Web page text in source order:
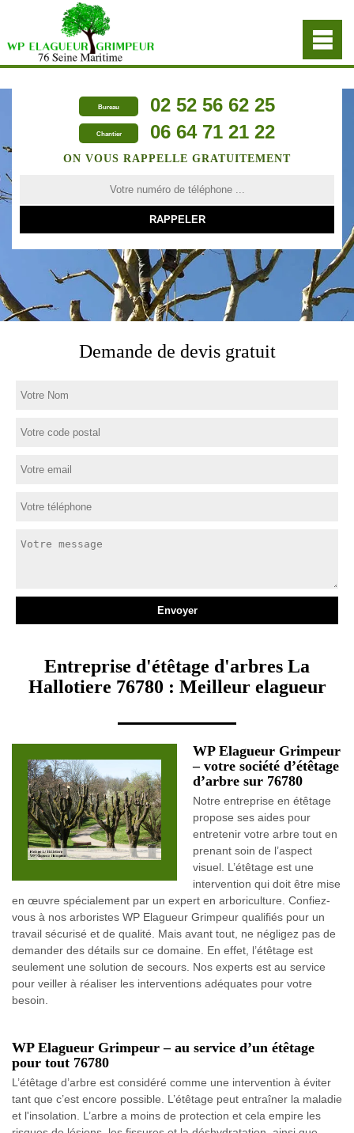
Bureau 02 52 56 62 25
Chantier 06 64 71 21 22
ON VOUS RAPPELLE GRATUITEMENT
Demande de devis gratuit
Entreprise d'étêtage d'arbres La
Hallotiere 76780 : Meilleur elagueur
WP Elagueur Grimpeur
– votre société d’étêtage
d’arbre sur 76780
Notre entreprise en étêtage
propose ses aides pour
entretenir votre arbre tout en
prenant soin de l’aspect
visuel. L’étêtage est une
intervention qui doit être mise
en œuvre spécialement par un expert en arboriculture. Confiez-
vous à nos arboristes WP Elagueur Grimpeur qualifiés pour un
travail sécurisé et de qualité. Mais avant tout, ne négligez pas de
demander des détails sur ce domaine. En effet, l’étêtage est
seulement une solution de secours. Nos experts est au service
pour veiller à réaliser les interventions adéquates pour votre
besoin.
WP Elagueur Grimpeur – au service d’un étêtage
pour tout 76780
L’étêtage d’arbre est considéré comme une intervention à éviter
tant que c’est encore possible. L’étêtage peut entraîner la maladie
et l'insolation. L’arbre a moins de protection et cela empire les